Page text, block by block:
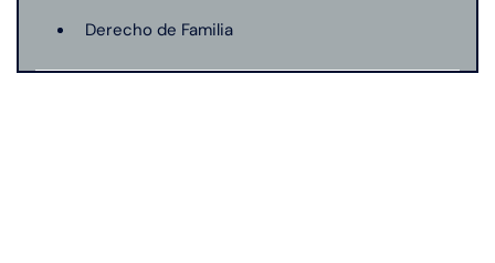
Derecho de Familia